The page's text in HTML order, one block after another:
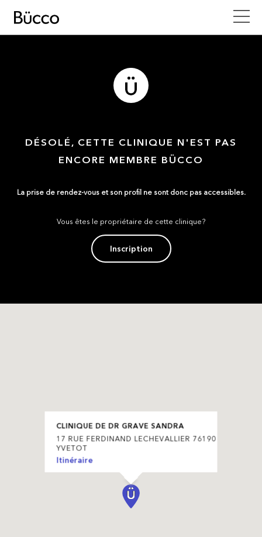
DÉSOLÉ, CETTE CLINIQUE N'EST PAS
ENCORE MEMBRE BÜCCO
La prise de rendez-vous et son profil ne sont donc pas accessibles.
Vous êtes le propriétaire de cette clinique?
Inscription
CLINIQUE DE DR GRAVE SANDRA
17 RUE FERDINAND LECHEVALLIER 76190
YVETOT
Itinéraire